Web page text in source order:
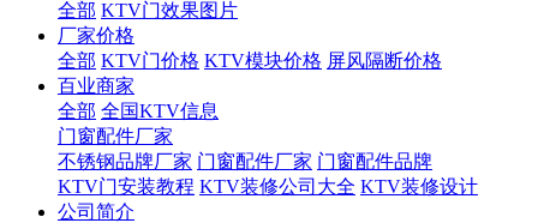
全部 KTV门效果图片
厂家价格
全部 KTV门价格 KTV模块价格 屏风隔断价格
百业商家
全部 全国KTV信息
门窗配件厂家
不锈钢品牌厂家 门窗配件厂家 门窗配件品牌
KTV门安装教程 KTV装修公司大全 KTV装修设计
公司简介